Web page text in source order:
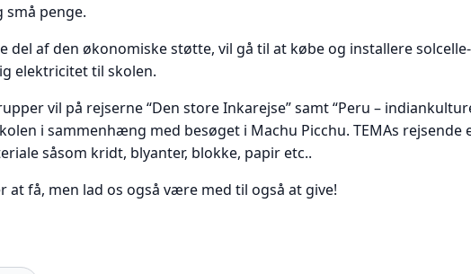
små penge.
del af den økonomiske støtte, vil gå til at købe og installere
elektricitet til skolen.
vil på rejserne “Den store Inkarejse” samt “Peru –
i sammenhæng med besøget i Machu Picchu. TEMAs
såsom kridt, blyanter, blokke, papir etc..
at få, men lad os også være med til også at give!